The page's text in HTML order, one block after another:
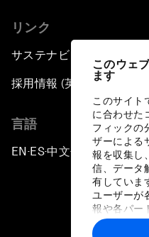
このウェ
ます
このサイト
に合わせた
フィックの
ザーによる
報を収集し
信、データ
有していま
ユーザーが
報や各パー
に収集され
リンク
サステナビリティへの取り
採用情報 (英語のみ)
言語
EN ▪ES▪中文▪ 日本語